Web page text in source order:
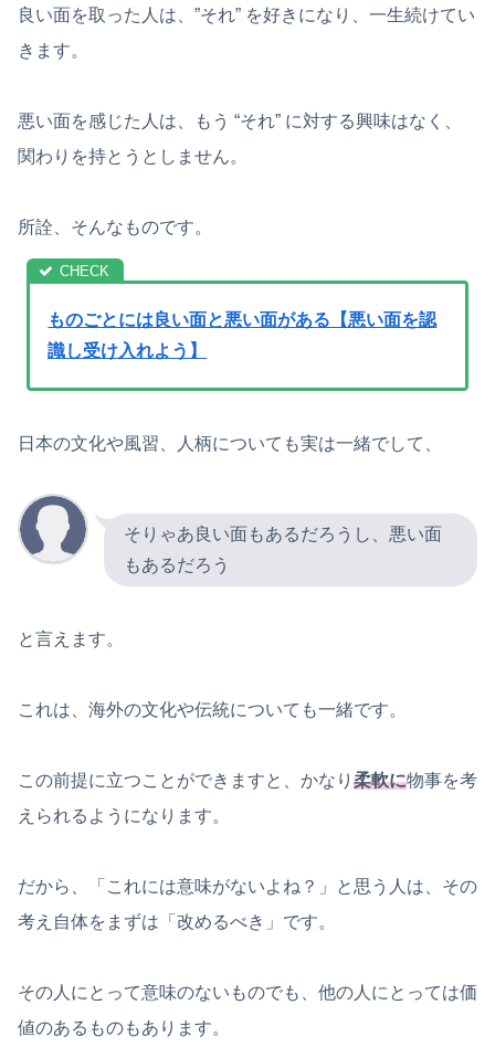
良い面を取った人は、”それ” を好きになり、一生続けてい
きます。
悪い面を感じた人は、もう “それ” に対する興味はなく、
関わりを持とうとしません。
所詮、そんなものです。
ものごとには良い面と悪い面がある【悪い面を認
識し受け入れよう】
日本の文化や風習、人柄についても実は一緒でして、
そりゃあ良い面もあるだろうし、悪い面
もあるだろう
と言えます。
これは、海外の文化や伝統についても一緒です。
この前提に立つことができますと、かなり 柔軟に物事を考
えられるようになります。
だから、「これには意味がないよね？」と思う人は、その
考え自体をまずは「改めるべき」です。
その人にとって意味のないものでも、他の人にとっては価
値のあるものもあります。